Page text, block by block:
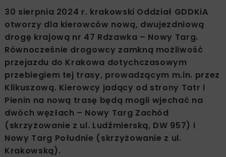
30 sierpnia 2024 r. krakowski Oddział GDDKiA
otworzy dla kierowców nową, dwujezdniową
drogę krajową nr 47 Rdzawka – Nowy Targ.
Równocześnie drogowcy zamkną możliwość
przejazdu do Krakowa dotychczasowym
przebiegiem tej trasy, prowadzącym m.in. przez
Klikuszową. Kierowcy jadący od strony Tatr i
Pienin na nową trasę będą mogli wjechać na
dwóch węzłach – Nowy Targ Zachód
(skrzyżowanie z ul. Ludźmierską, DW 957) i
Nowy Targ Południe (skrzyżowanie z ul.
Krakowską).